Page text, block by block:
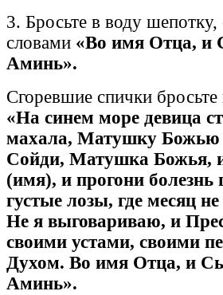
3. Бросьте в воду
словами «Во имя Отца, и
Аминь».
Сгоревшие спички бросьте
«На синем море девица
махала, Матушку Божью
Сойди, Матушка Божья,
(имя), и прогони болезнь
густые лозы, где месяц не
Не я выговариваю, и
своими устами, своими
Духом. Во имя Отца, и
Аминь».